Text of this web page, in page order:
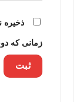
ذخیره
زمانی که